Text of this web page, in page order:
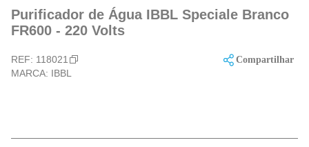
Purificador de Água IBBL Speciale Branco
FR600 - 220 Volts
REF: 118021
MARCA: IBBL
Compartilhar